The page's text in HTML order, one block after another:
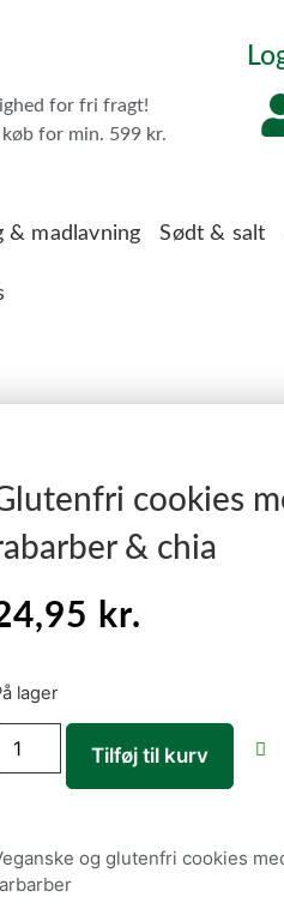
for fri fragt!
køb for min. 599 kr.
& madlavning Sødt & salt
cookies
& chia
kr.
lager
Tilføj til kurv
og glutenfri cookies